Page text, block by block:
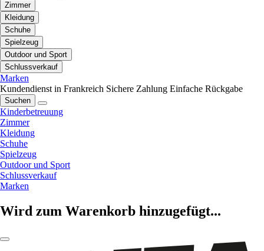
Zimmer
Kleidung
Schuhe
Spielzeug
Outdoor und Sport
Schlussverkauf
Marken
Kundendienst in Frankreich Sichere Zahlung Einfache Rückgabe
Suchen
Kinderbetreuung
Zimmer
Kleidung
Schuhe
Spielzeug
Outdoor und Sport
Schlussverkauf
Marken
Wird zum Warenkorb hinzugefügt...